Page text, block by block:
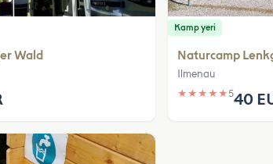
Wald
Kamp yeri
Naturcamp
Ilmenau
★ ★ ★ ★ ★540